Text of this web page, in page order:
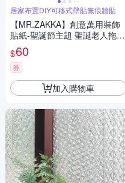
居家布置DIY可移式壁貼無痕牆貼
【MR.ZAKKA】創意萬用裝飾
貼紙-聖誕節主題 聖誕老人拖禮
物 居家節慶布置 DIY可移式壁
貼 無痕壁貼 牆貼
$60
券
加入購物車